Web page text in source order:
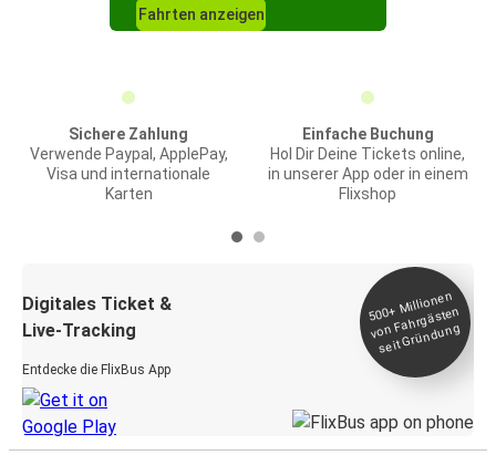
Fahrten anzeigen
Sichere Zahlung
Verwende Paypal, ApplePay,
Visa und internationale
Karten
Einfache Buchung
Hol Dir Deine Tickets online,
in unserer App oder in einem
Flixshop
Digitales Ticket &
Live-Tracking
Entdecke die FlixBus App
500+
Millionen
von Fahrgästen
seit
Gründung